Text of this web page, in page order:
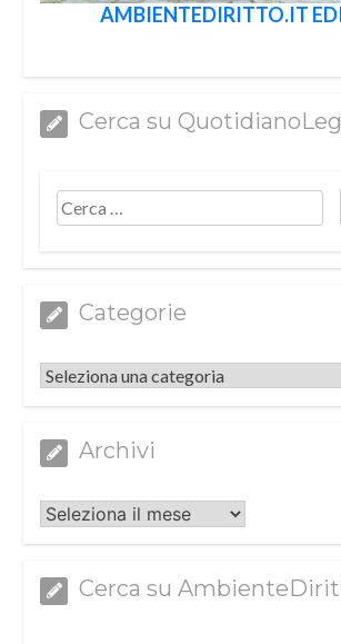
AMBIENTEDIRITTO.IT
Cerca su
Categorie
Categorie
Archivi
Archivi
Cerca su